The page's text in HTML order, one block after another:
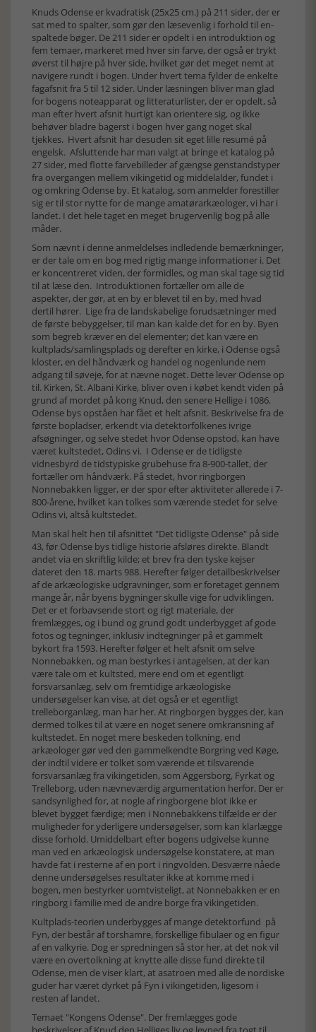
Knuds Odense er kvadratisk (25x25 cm.) på 211 sider, der er
sat med to spalter, som gør den læsevenlig i forhold til en-
spaltede bøger. De 211 sider er opdelt i en introduktion og
fem temaer, markeret med hver sin farve, der også er trykt
øverst til højre på hver side, hvilket gør det meget nemt at
navigere rundt i bogen. Under hvert tema fylder de enkelte
fagafsnit fra 5 til 12 sider. Under læsningen bliver man glad
for bogens noteapparat og litteraturlister, der er opdelt, så
man efter hvert afsnit hurtigt kan orientere sig, og ikke
behøver bladre bagerst i bogen hver gang noget skal
tjekkes. Hvert afsnit har desuden sit eget lille resumé på
engelsk. Afsluttende har man valgt at bringe et katalog på
27 sider, med flotte farvebilleder af gængse genstandstyper
fra overgangen mellem vikingetid og middelalder, fundet i
og omkring Odense by. Et katalog, som anmelder forestiller
sig er til stor nytte for de mange amatørarkæologer, vi har i
landet. I det hele taget en meget brugervenlig bog på alle
måder.
Som nævnt i denne anmeldelses indledende bemærkninger,
er der tale om en bog med rigtig mange informationer i. Det
er koncentreret viden, der formidles, og man skal tage sig tid
til at læse den. Introduktionen fortæller om alle de
aspekter, der gør, at en by er blevet til en by, med hvad
dertil hører. Lige fra de landskabelige forudsætninger med
de første bebyggelser, til man kan kalde det for en by. Byen
som begreb kræver en del elementer; det kan være en
kultplads/samlingsplads og derefter en kirke, i Odense også
kloster, en del håndværk og handel og nogenlunde nem
adgang til søveje, for at nævne noget. Dette lever Odense op
til. Kirken, St. Albani Kirke, bliver oven i købet kendt viden på
grund af mordet på kong Knud, den senere Hellige i 1086.
Odense bys opståen har fået et helt afsnit. Beskrivelse fra de
første bopladser, erkendt via detektorfolkenes ivrige
afsøgninger, og selve stedet hvor Odense opstod, kan have
været kultstedet, Odins vi. I Odense er de tidligste
vidnesbyrd de tidstypiske grubehuse fra 8-900-tallet, der
fortæller om håndværk. På stedet, hvor ringborgen
Nonnebakken ligger, er der spor efter aktiviteter allerede i 7-
800-årene, hvilket kan tolkes som værende stedet for selve
Odins vi, altså kultstedet.
Man skal helt hen til afsnittet "Det tidligste Odense" på side
43, før Odense bys tidlige historie afsløres direkte. Blandt
andet via en skriftlig kilde; et brev fra den tyske kejser
dateret den 18. marts 988. Herefter følger detailbeskrivelser
af de arkæologiske udgravninger, som er foretaget gennem
mange år, når byens bygninger skulle vige for udviklingen.
Det er et forbavsende stort og rigt materiale, der
fremlægges, og i bund og grund godt underbygget af gode
fotos og tegninger, inklusiv indtegninger på et gammelt
bykort fra 1593. Herefter følger et helt afsnit om selve
Nonnebakken, og man bestyrkes i antagelsen, at der kan
være tale om et kultsted, mere end om et egentligt
forsvarsanlæg, selv om fremtidige arkæologiske
undersøgelser kan vise, at det også er et egentligt
trelleborganlæg, man har her. At ringborgen bygges der, kan
dermed tolkes til at være en noget senere omkransning af
kultstedet. En noget mere beskeden tolkning, end
arkæologer gør ved den gammelkendte Borgring ved Køge,
der indtil videre er tolket som værende et tilsvarende
forsvarsanlæg fra vikingetiden, som Aggersborg, Fyrkat og
Trelleborg, uden nævneværdig argumentation herfor. Der er
sandsynlighed for, at nogle af ringborgene blot ikke er
blevet bygget færdige; men i Nonnebakkens tilfælde er der
muligheder for yderligere undersøgelser, som kan klarlægge
disse forhold. Umiddelbart efter bogens udgivelse kunne
man ved en arkæologisk undersøgelse konstatere, at man
havde fat i resterne af en port i ringvolden. Desværre nåede
denne undersøgelses resultater ikke at komme med i
bogen, men bestyrker uomtvisteligt, at Nonnebakken er en
ringborg i familie med de andre borge fra vikingetiden.
Kultplads-teorien underbygges af mange detektorfund på
Fyn, der består af torshamre, forskellige fibulaer og en figur
af en valkyrie. Dog er spredningen så stor her, at det nok vil
være en overtolkning at knytte alle disse fund direkte til
Odense, men de viser klart, at asatroen med alle de nordiske
guder har været dyrket på Fyn i vikingetiden, ligesom i
resten af landet.
Temaet "Kongens Odense". Der fremlægges gode